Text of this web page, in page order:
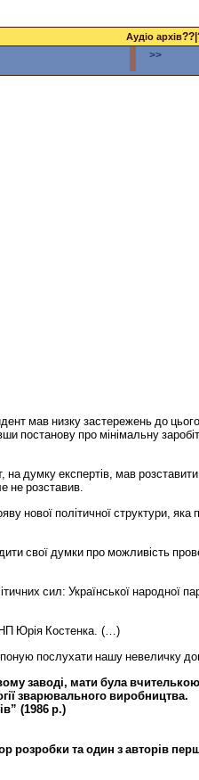
Аудіо архів
>>
мав низку застережень до цього
постанову про мінімальну
, на думку експертів, мав розставити
не розставив.
нової політичної структури, яка
свої думки про можливість
сил: Української народної
Юрія Костенка. (…)
послухати нашу невеличку
заводі, мати була вчителькою
зварювального виробництва.
” (1986 р.)
розробки та один з авторів